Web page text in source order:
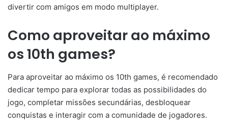
divertir com amigos em modo multiplayer.
Como aproveitar ao máximo
os 10th games?
Para aproveitar ao máximo os 10th games, é recomendado
dedicar tempo para explorar todas as possibilidades do
jogo, completar missões secundárias, desbloquear
conquistas e interagir com a comunidade de jogadores.